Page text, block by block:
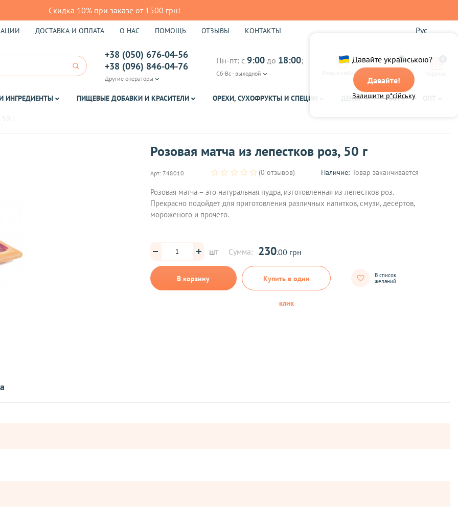
Скидка 10% при заказе от 1500 грн!
Давайте українською?
Давайте!
Залишити р*сійську
ДОСТАВКА И ОПЛАТА О НАС ПОМОЩЬ ОТЗЫВЫ КОНТАКТЫ Рус
+38 (050) 676-04-56
+38 (096) 846-04-76
Другие операторы
Пн-пт: с 9:00 до 18:00;
Сб-Вс - выходной Вход в кабинет
0
ИНГРЕДИЕНТЫ ПИЩЕВЫЕ ДОБАВКИ И КРАСИТЕЛИ ОРЕХИ, СУХОФРУКТЫ И СПЕЦИИ ДЕКОР ЧАЙ
Розовая матча из лепестков роз, 50 г
Арт: 748010 (0 отзывов) Наличие: Товар заканчивается
Розовая матча – это натуральная пудра, изготовленная из лепестков роз.
Прекрасно подойдет для приготовления различных напитков, смузи, десертов,
мороженого и прочего.
шт Сумма: 230.00 грн
В корзину Купить в один
клик
В список
желаний